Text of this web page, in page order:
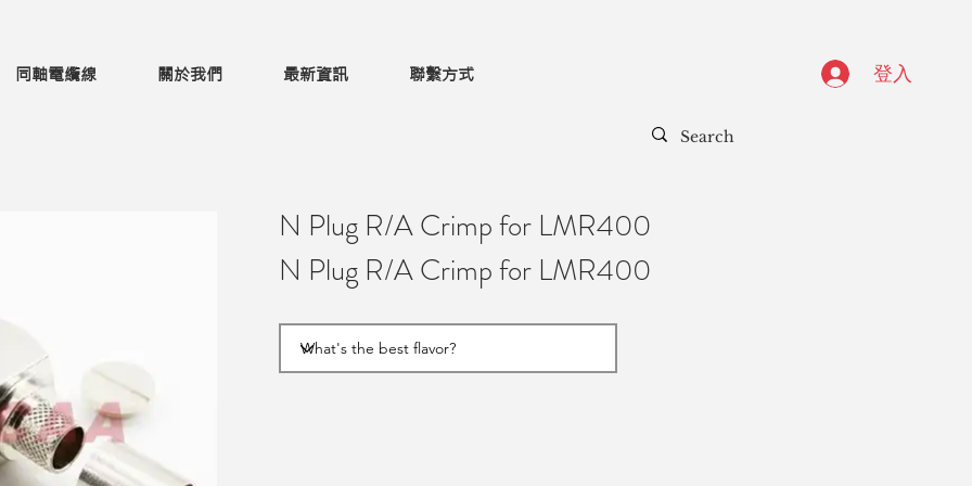
同軸電纜線 關於我們 最新資訊 聯繫方式 登入
N Plug R/A Crimp for LMR400
N Plug R/A Crimp for LMR400